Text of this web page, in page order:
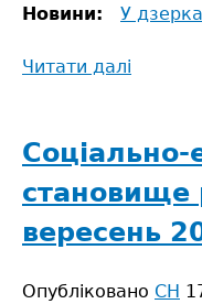
Новини: У
Читати далі
у
Сарнах
Соціально-
становище
вересень
Опубліковано СН